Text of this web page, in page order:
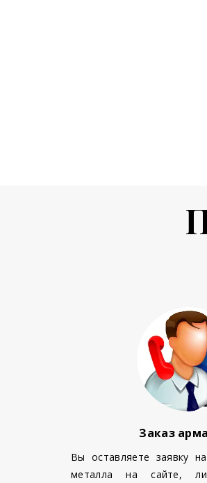
Заказ
Вы оставляете заявку
металла на сайте,